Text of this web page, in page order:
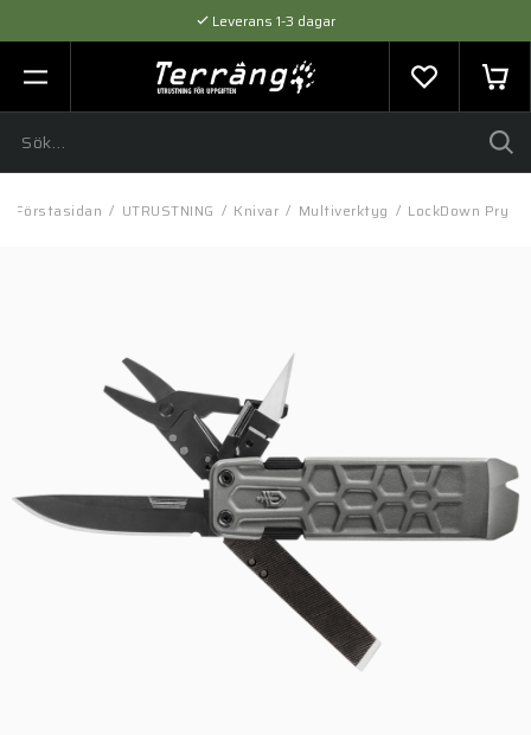
Leverans 1-3 dagar
Flexibel betalning med SVEA
Expertråd & Kvalitetsprodukter
Förstasidan / UTRUSTNING / Knivar / Multiverktyg / LockDown Pry